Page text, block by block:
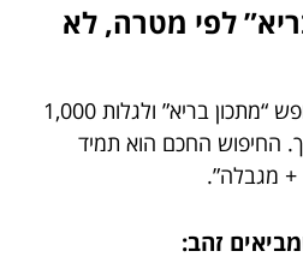
לפי מטרה, לא
הטעות הקלאסית היא לחפש “מתכון בריא” ולגלות 1,000
החיפוש החכם הוא תמיד
+ מגבלה”.
זהב: